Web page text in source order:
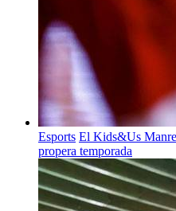
Esports El Kids&Us
propera temporada